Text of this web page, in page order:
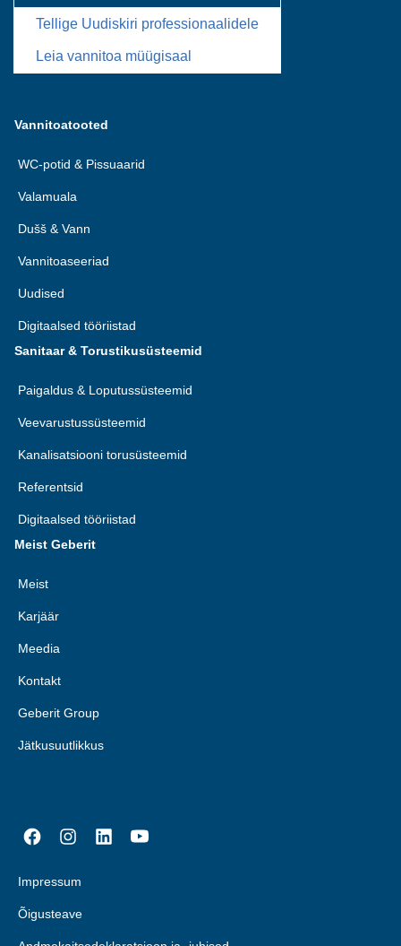
Tellige Uudiskiri professionaalidele
Leia vannitoa müügisaal
Vannitoatooted
WC-potid & Pissuaarid
Valamuala
Dušš & Vann
Vannitoaseeriad
Uudised
Digitaalsed tööriistad
Sanitaar & Torustikusüsteemid
Paigaldus & Loputussüsteemid
Veevarustussüsteemid
Kanalisatsiooni torusüsteemid
Referentsid
Digitaalsed tööriistad
Meist Geberit
Meist
Karjäär
Meedia
Kontakt
Geberit Group
Jätkusuutlikkus
Impressum
Õigusteave